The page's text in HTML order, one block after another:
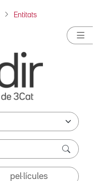
Entitats
pel·lícules